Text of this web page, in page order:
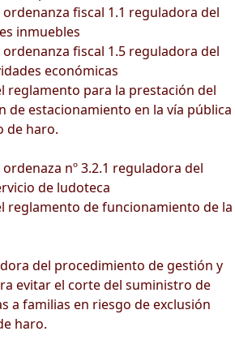
fiscal 1.1 reguladora del
inmuebles
fiscal 1.5 reguladora del
económicas
reglamento para la prestación del
de estacionamiento en la vía pública
de haro.
nº 3.2.1 reguladora del
de ludoteca
reglamento de funcionamiento de la
del procedimiento de gestión y
evitar el corte del suministro de
a familias en riesgo de exclusión
haro.